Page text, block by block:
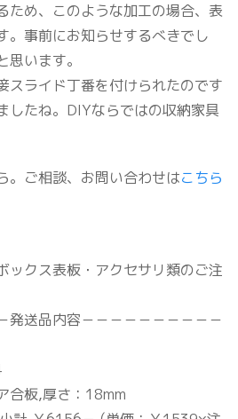
ため、このような加工の場合、表
。事前にお知らせするべきでし
います。
スライド丁番を付けられたのです
したね。DIYならではの収納家具
。ご相談、お問い合わせはこちら
ックス表板・アクセサリ類のご注
発送品内容－－－－－－－－－－
合板,厚さ：18mm